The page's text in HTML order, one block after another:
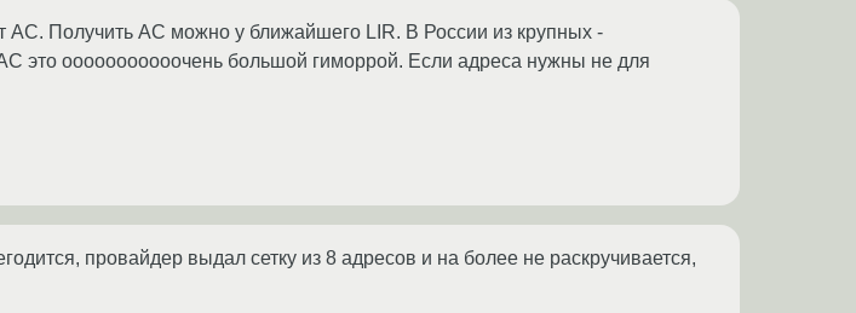
АС. Получить АС можно у ближайшего LIR. В России из крупных -
это ооооооооооочень большой гиморрой. Если адреса нужны не для
провайдер выдал сетку из 8 адресов и на более не раскручивается,